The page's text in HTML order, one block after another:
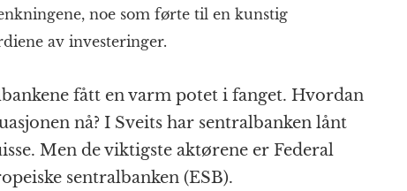
noe som førte til en kunstig
av investeringer.
fått en varm potet i fanget. Hvordan
nå? I Sveits har sentral­banken lånt
Men de viktigste aktørene er Federal
sentral­banken (ESB).